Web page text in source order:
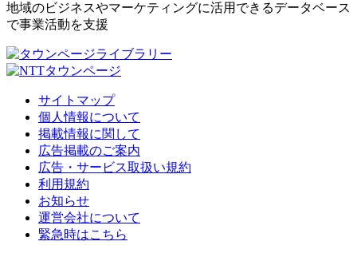
地域のビジネスやマーケティングに活用できるデータベース
で事業活動を支援
サイトマップ
個人情報について
掲載情報に関して
広告掲載のご案内
広告・サービス取扱い規約
利用規約
お知らせ
運営会社について
緊急時はこちら